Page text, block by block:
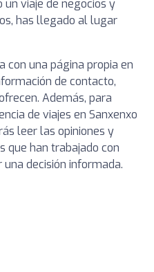
un viaje de negocios y
has llegado al lugar
con una página propia en
de contacto,
Además, para
de viajes en Sanxenxo
leer las opiniones y
que han trabajado con
decisión informada.